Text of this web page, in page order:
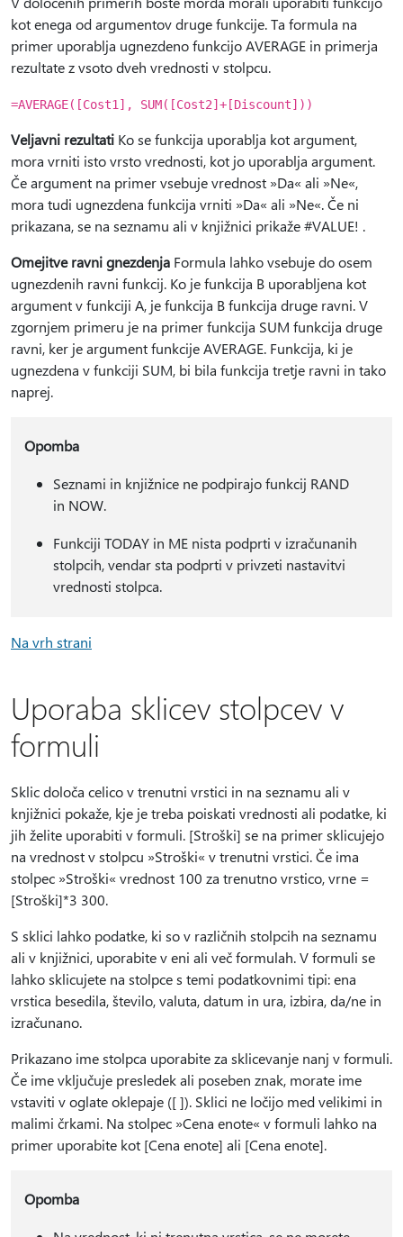
kot enega od argumentov druge funkcije. Ta formula na
primer uporablja ugnezdeno funkcijo AVERAGE in primerja
rezultate z vsoto dveh vrednosti v stolpcu.
=AVERAGE([Cost1], SUM([Cost2]+[Discount]))
Veljavni rezultati Ko se funkcija uporablja kot argument,
mora vrniti isto vrsto vrednosti, kot jo uporablja argument.
Če argument na primer vsebuje vrednost »Da« ali »Ne«,
mora tudi ugnezdena funkcija vrniti »Da« ali »Ne«. Če ni
prikazana, se na seznamu ali v knjižnici prikaže #VALUE! .
Omejitve ravni gnezdenja Formula lahko vsebuje do osem
ugnezdenih ravni funkcij. Ko je funkcija B uporabljena kot
argument v funkciji A, je funkcija B funkcija druge ravni. V
zgornjem primeru je na primer funkcija SUM funkcija druge
ravni, ker je argument funkcije AVERAGE. Funkcija, ki je
ugnezdena v funkciji SUM, bi bila funkcija tretje ravni in tako
naprej.
Opomba
Seznami in knjižnice ne podpirajo funkcij RAND
in NOW.
Funkciji TODAY in ME nista podprti v izračunanih
stolpcih, vendar sta podprti v privzeti nastavitvi
vrednosti stolpca.
Na vrh strani
Uporaba sklicev stolpcev v
formuli
Sklic določa celico v trenutni vrstici in na seznamu ali v
knjižnici pokaže, kje je treba poiskati vrednosti ali podatke, ki
jih želite uporabiti v formuli. [Stroški] se na primer sklicujejo
na vrednost v stolpcu »Stroški« v trenutni vrstici. Če ima
stolpec »Stroški« vrednost 100 za trenutno vrstico, vrne =
[Stroški]*3 300.
S sklici lahko podatke, ki so v različnih stolpcih na seznamu
ali v knjižnici, uporabite v eni ali več formulah. V formuli se
lahko sklicujete na stolpce s temi podatkovnimi tipi: ena
vrstica besedila, število, valuta, datum in ura, izbira, da/ne in
izračunano.
Prikazano ime stolpca uporabite za sklicevanje nanj v formuli.
Če ime vključuje presledek ali poseben znak, morate ime
vstaviti v oglate oklepaje ([ ]). Sklici ne ločijo med velikimi in
malimi črkami. Na stolpec »Cena enote« v formuli lahko na
primer uporabite kot [Cena enote] ali [Cena enote].
Opomba